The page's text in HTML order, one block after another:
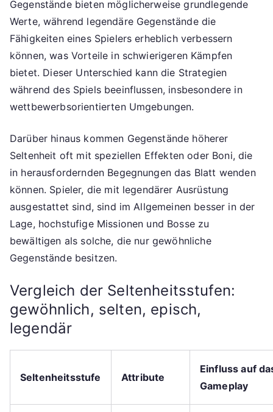
Gegenstände bieten möglicherweise grundlegende
Werte, während legendäre Gegenstände die
Fähigkeiten eines Spielers erheblich verbessern
können, was Vorteile in schwierigeren Kämpfen
bietet. Dieser Unterschied kann die Strategien
während des Spiels beeinflussen, insbesondere in
wettbewerbsorientierten Umgebungen.
Darüber hinaus kommen Gegenstände höherer
Seltenheit oft mit speziellen Effekten oder Boni, die
in herausfordernden Begegnungen das Blatt wenden
können. Spieler, die mit legendärer Ausrüstung
ausgestattet sind, sind im Allgemeinen besser in der
Lage, hochstufige Missionen und Bosse zu
bewältigen als solche, die nur gewöhnliche
Gegenstände besitzen.
Vergleich der Seltenheitsstufen:
gewöhnlich, selten, episch,
legendär
Seltenheitsstufe Attribute
Einfluss auf
Gameplay